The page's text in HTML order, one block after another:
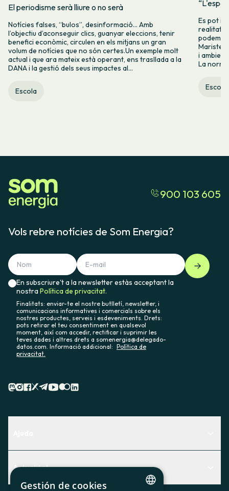
El periodisme serà lliure o no serà
Notícies falses, “bulos”, desinformació… Amb
l’objectiu d’aconseguir clics, guanyar eleccions, tenir
benefici econòmic, circulen en els mitjans un gran
volum de notícies que no són certes.Un exemple molt
actual i que ara mateix està operant, ens trasllada a la
DANA i la gestió dels seus impactes al...
Escola
Es pot
realitat
podem
i
La
Escola
900 103 605
Vols rebre notícies de Som Energia?
En subscriure't a la newsletter estàs acceptant la
nostraPolítica de privacitat.
Finalitats: enviar-te el nostre butlletí, newsletter, i
comunicacions informatives i comercials sobre els
nostres productes, serveis i esdeveniments. Drets:
pots retirar el teu consentiment en qualsevol
moment, així com accedir, rectificar i suprimir les
teves dades i altres drets a somenergia@delegado-
datos.com. Informació addicional: Política de
privacitat.
Descobreix quin servei t'encaixa millor
Actualitat
Gestión de cookies